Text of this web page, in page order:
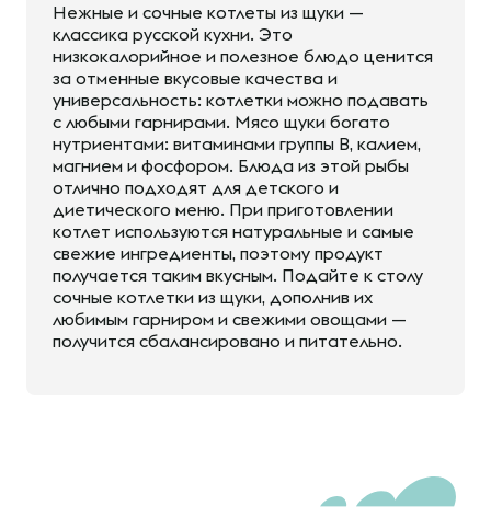
Нежные и сочные котлеты из щуки —
классика русской кухни. Это
низкокалорийное и полезное блюдо ценится
за отменные вкусовые качества и
универсальность: котлетки можно подавать
с любыми гарнирами. Мясо щуки богато
нутриентами: витаминами группы В, калием,
магнием и фосфором. Блюда из этой рыбы
отлично подходят для детского и
диетического меню. При приготовлении
котлет используются натуральные и самые
свежие ингредиенты, поэтому продукт
получается таким вкусным. Подайте к столу
сочные котлетки из щуки, дополнив их
любимым гарниром и свежими овощами —
получится сбалансировано и питательно.